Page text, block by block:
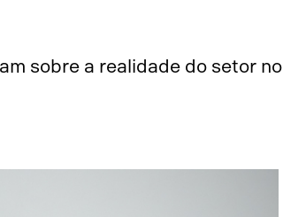
sobre a realidade do setor no